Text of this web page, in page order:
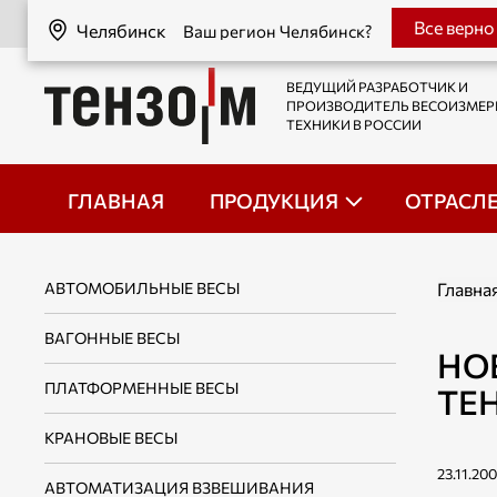
Челябинск Ваш регион Челябинск?
Челябинск Все верно
ВЕДУЩИЙ РАЗРАБОТЧИК И
ПРОИЗВОДИТЕЛЬ
ТЕХНИКИ В РОССИИ
ГЛАВНАЯ ПРОДУКЦИЯ
АВТОМОБИЛЬНЫЕ ВЕСЫ
ВАГОННЫЕ ВЕСЫ
ПЛАТФОРМЕННЫЕ ВЕСЫ
КРАНОВЫЕ ВЕСЫ
АВТОМАТИЗАЦИЯ ВЗВЕШИВАНИЯ